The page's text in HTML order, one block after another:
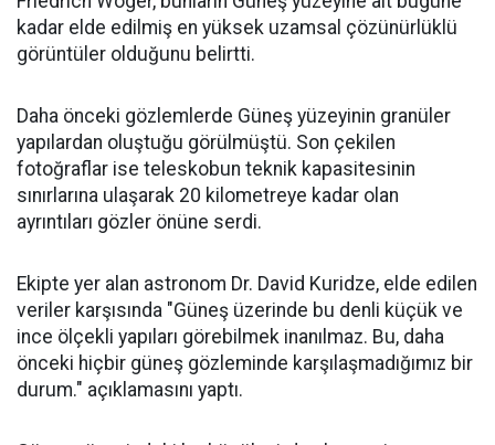
kadar elde edilmiş en yüksek uzamsal çözünürlüklü
görüntüler olduğunu belirtti.
Daha önceki gözlemlerde Güneş yüzeyinin granüler
yapılardan oluştuğu görülmüştü. Son çekilen
fotoğraflar ise teleskobun teknik kapasitesinin
sınırlarına ulaşarak 20 kilometreye kadar olan
ayrıntıları gözler önüne serdi.
Ekipte yer alan astronom Dr. David Kuridze, elde edilen
veriler karşısında "Güneş üzerinde bu denli küçük ve
ince ölçekli yapıları görebilmek inanılmaz. Bu, daha
önceki hiçbir güneş gözleminde karşılaşmadığımız bir
durum." açıklamasını yaptı.